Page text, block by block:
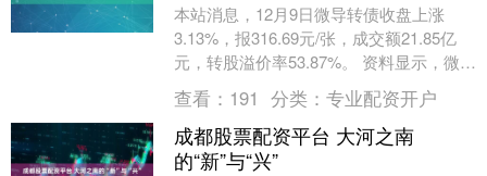
本站消息，12月9日微导转债收盘上涨
3.13%，报316.69元/张，成交额21.85亿
元，转股溢价率53.87%。 资料显示，微导
转债信用级别为“AA”，债券....
查看： 191 分类： 专业配资开户
成都股票配资平台 大河之南
的“新”与“兴”